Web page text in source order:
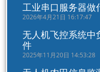
工业串口服务器做
2026年4月21日 16:17:47
无人机飞控系统中
件
2025年11月20日 14:53:28